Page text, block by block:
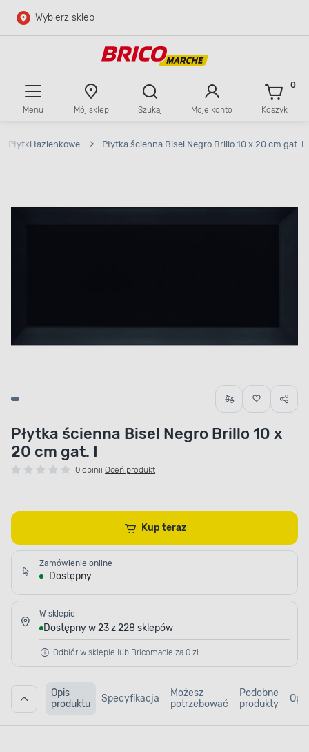
Przejdź do głównej zawartości
Wybierz sklep
Menu Mój sklep Szukaj Moje konto Koszyk
0
Płytki łazienkowe > Płytka ścienna Bisel Negro Brillo 10 x 20 cm gat. I
Płytka ścienna Bisel Negro Brillo 10 x
20 cm gat. I
0 opinii Oceń produkt
Kup teraz
Zamówienie online
Dostępny
W sklepie
Dostępny w 23 z 228 sklepów
Odbiór w sklepie lub Bricomacie za 0 zł
Opis
produktu
Specyfikacja
Możesz
potrzebować
Podobne
produkty